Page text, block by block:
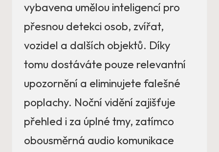
vybavena umělou inteligencí pro
přesnou detekci osob, zvířat,
vozidel a dalších objektů. Díky
tomu dostáváte pouze relevantní
upozornění a eliminujete falešné
poplachy. Noční vidění zajišťuje
přehled i za úplné tmy, zatímco
obousměrná audio komunikace